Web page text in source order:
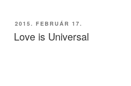
BEKÜLDVE:
2015. FEBRUÁR 17.
Love is Universal